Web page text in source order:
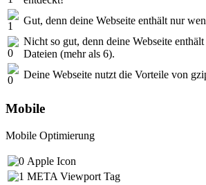
Gut, denn deine Webseite enthält nur
Nicht so gut, denn deine Webseite
Dateien (mehr als 6).
Deine Webseite nutzt die Vorteile von
Mobile
Mobile Optimierung
Apple Icon
META Viewport Tag